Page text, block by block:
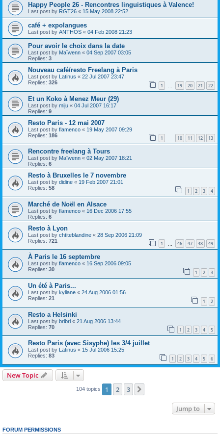
Happy People 26 - Rencontres linguistiques à Valence!
Last post by RGT26 « 15 May 2008 22:52
café + expolangues
Last post by ANTHOS « 04 Feb 2008 21:23
Pour avoir le choix dans la date
Last post by Maïwenn « 04 Sep 2007 03:05
Replies: 3
Nouveau café/resto Freelang à Paris
Last post by Latinus « 22 Jul 2007 23:47
Replies: 326 1 19 20 21 22
Et un Koko à Menez Meur (29)
Last post by miju « 04 Jul 2007 16:17
Replies: 9
Resto Paris - 12 mai 2007
Last post by flamenco « 19 May 2007 09:29
Replies: 186 1 10 11 12 13
Rencontre freelang à Tours
Last post by Maïwenn « 02 May 2007 18:21
Replies: 6
Resto à Bruxelles le 7 novembre
Last post by didine « 19 Feb 2007 21:01
Replies: 58 1 2 3 4
Marché de Noël en Alsace
Last post by flamenco « 16 Dec 2006 17:55
Replies: 6
Resto à Lyon
Last post by chtiteblandine « 28 Sep 2006 21:09
Replies: 721 1 46 47 48 49
À Paris le 16 septembre
Last post by flamenco « 16 Sep 2006 09:05
Replies: 30 1 2 3
Un été à Paris...
Last post by kyliane « 24 Aug 2006 01:56
Replies: 21 1 2
Resto a Helsinki
Last post by bribri « 21 Aug 2006 13:44
Replies: 70 1 2 3 4 5
Resto Paris (avec Sisyphe) les 3/4 juillet
Last post by Latinus « 15 Jul 2006 15:25
Replies: 83 1 2 3 4 5 6
New Topic
104 topics 1 2 3
Jump to
FORUM PERMISSIONS